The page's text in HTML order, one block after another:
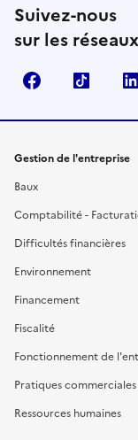
Suivez-nous
sur les
FacebookTikTok
Gestion de l'entreprise
Baux
Comptabilité -
Difficultés financières
Environnement
Financement
Fiscalité
Fonctionnement de
Pratiques commerciales
Ressources humaines